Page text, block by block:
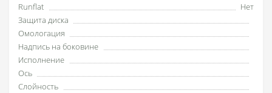
Runflat
Нет
Защита диска
Омологация
Надпись на боковине
Исполнение
Ось
Слойность